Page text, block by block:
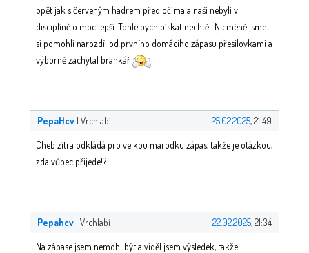
opět jak s červeným hadrem před očima a naši nebyli v
disciplíně o moc lepší. Tohle bych pískat nechtěl. Nicméně jsme
si pomohli narozdíl od prvního domácího zápasu přesilovkami a
výborně zachytal brankář
PepaHcv | Vrchlabí 25.02.2025, 21:49
Cheb zítra odkládá pro velkou marodku zápas, takže je otázkou,
zda vůbec přijede!?
Pepahcv | Vrchlabí 22.02.2025, 21:34
Na zápase jsem nemohl být a viděl jsem výsledek, takže